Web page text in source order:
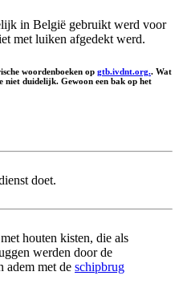
in België gebruikt werd voor
met luiken afgedekt werd.
woordenboeken op gtb.ivdnt.org.. Wat
niet duidelijk. Gewoon een bak op het
doet.
houten kisten, die als
werden door de
adem met de schipbrug